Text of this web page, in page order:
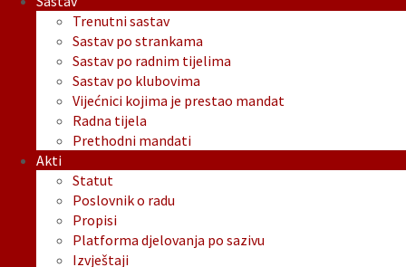
Trenutni sastav
Sastav po strankama
Sastav po radnim tijelima
Sastav po klubovima
Vijećnici kojima je prestao mandat
Radna tijela
Prethodni mandati
Akti
Statut
Poslovnik o radu
Propisi
Platforma djelovanja po sazivu
Izvještaji